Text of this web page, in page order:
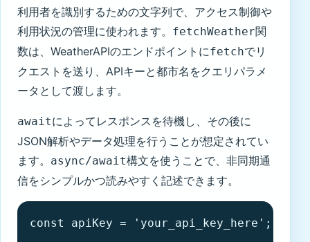
利用者を識別するための文字列で、アクセス制御や
利用状況の管理に使われます。 fetchWeather関
数は、WeatherAPIのエンドポイントにfetchでリ
クエストを送り、APIキーと都市名をクエリパラメ
ータとして渡します。
awaitによってレスポンスを待機し、その後に
JSON解析やデータ処理を行うことが想定されてい
ます。 async/await構文を使うことで、非同期通
信をシンプルかつ読みやすく記述できます。
const apiKey = 'your_api_key_here';